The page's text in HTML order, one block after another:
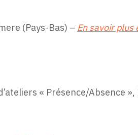
(Pays-Bas) – En savoir plus
« Présence/Absence